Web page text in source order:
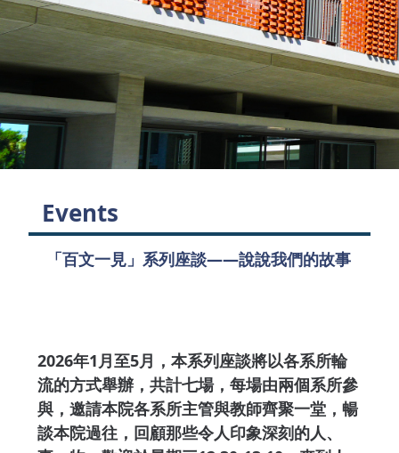
Events
「百文一見」系列座談——說說我們的故事
2026年1月至5月，本系列座談將以各系所輪
流的方式舉辦，共計七場，每場由兩個系所參
與，邀請本院各系所主管與教師齊聚一堂，暢
談本院過往，回顧那些令人印象深刻的人、